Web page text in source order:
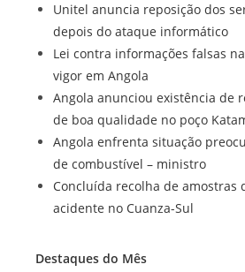
Unitel anuncia reposição dos
depois do ataque informático
Lei contra informações falsas
vigor em Angola
Angola anunciou existência de
de boa qualidade no poço
Angola enfrenta situação
de combustível – ministro
Concluída recolha de amostras
acidente no Cuanza-Sul
Destaques do Mês